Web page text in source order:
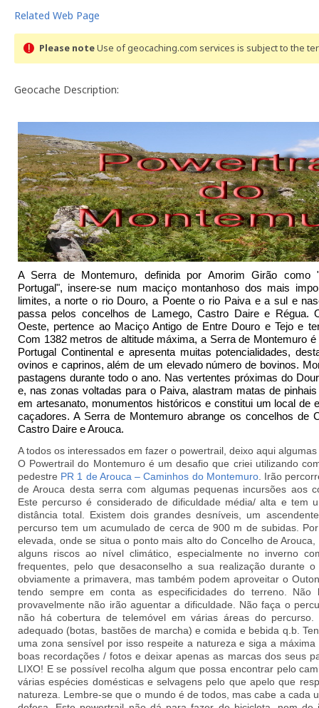
Related Web Page
Please noteUse of geocaching.com services is subject to the
Geocache Description:
A Serra de Montemuro, definida por Amorim Girão como
Portugal", insere-se num maciço montanhoso dos mais
limites, a norte o rio Douro, a Poente o rio Paiva e a sul e
passa pelos concelhos de Lamego, Castro Daire e Régua.
Oeste, pertence ao Maciço Antigo de Entre Douro e Tejo e
Com 1382 metros de altitude máxima, a Serra de Montemuro
Portugal Continental e apresenta muitas potencialidades,
ovinos e caprinos, além de um elevado número de bovinos.
pastagens durante todo o ano. Nas vertentes próximas do
e, nas zonas voltadas para o Paiva, alastram matas de
em artesanato, monumentos históricos e constitui um local de
caçadores. A Serra de Montemuro abrange os concelhos de
Castro Daire e Arouca.
A todos os interessados em fazer o powertrail, deixo aqui
O Powertrail do Montemuro é um desafio que criei utilizando
pedestre PR 1 de Arouca – Caminhos do Montemuro. Irão
de Arouca desta serra com algumas pequenas incursões aos
Este percurso é considerado de dificuldade média/ alta e tem
distância total. Existem dois grandes desníveis, um
percurso tem um acumulado de cerca de 900 m de subidas.
elevada, onde se situa o ponto mais alto do Concelho de
alguns riscos ao nível climático, especialmente no inverno
frequentes, pelo que desaconselho a sua realização durante
obviamente a primavera, mas também podem aproveitar o
tendo sempre em conta as especificidades do terreno. Não
provavelmente não irão aguentar a dificuldade. Não faça o
não há cobertura de telemóvel em várias áreas do percurso.
adequado (botas, bastões de marcha) e comida e bebida q.b.
uma zona sensível por isso respeite a natureza e siga a
boas recordações / fotos e deixar apenas as marcas dos seus
LIXO! E se possível recolha algum que possa encontrar pelo
várias espécies domésticas e selvagens pelo que apelo que
natureza. Lembre-se que o mundo é de todos, mas cabe a cada